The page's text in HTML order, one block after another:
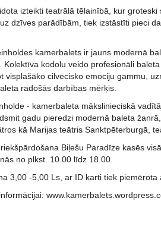
izteikti teatrālā tēlainībā, kur
dzīves parādībām, tiek izstāstīti pieci
kamerbalets ir jauns modernā
Kolektīva kodolu veido profesionāli
visplašāko cilvēcisko emociju gammu,
radošās darbības mērķis.
- kamerbaleta mākslinieciskā
gadu pieredzi modernā baleta
kā Marijas teātris Sanktpēterburgā,
Biļešu Paradīze kasēs
no plkst. 10.00 līdz 18.00.
3,00 -5,00 Ls, ar ID karti tiek piemērota